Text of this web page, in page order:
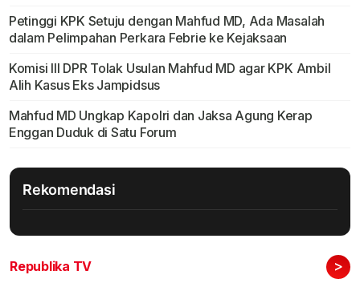
Petinggi KPK Setuju dengan Mahfud MD, Ada Masalah
dalam Pelimpahan Perkara Febrie ke Kejaksaan
Komisi III DPR Tolak Usulan Mahfud MD agar KPK Ambil
Alih Kasus Eks Jampidsus
Mahfud MD Ungkap Kapolri dan Jaksa Agung Kerap
Enggan Duduk di Satu Forum
Rekomendasi
Republika TV >